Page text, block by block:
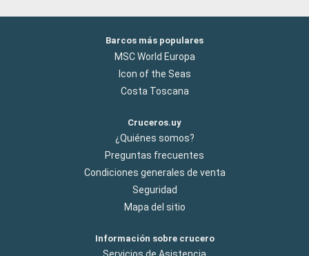
Barcos más populares
MSC World Europa
Icon of the Seas
Costa Toscana
Cruceros.uy
¿Quiénes somos?
Preguntas frecuentes
Condiciones generales de venta
Seguridad
Mapa del sitio
Información sobre crucero